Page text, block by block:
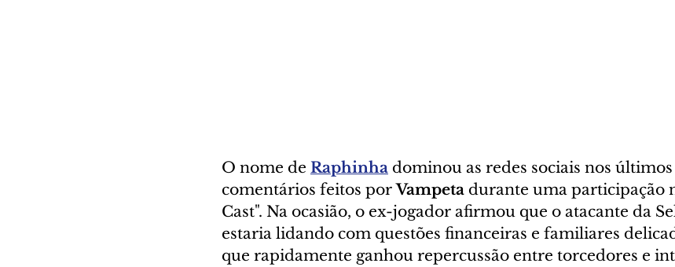
O nome de Raphinha dominou as redes sociais nos últimos
comentários feitos por Vampeta durante uma participação
Cast". Na ocasião, o ex-jogador afirmou que o atacante da
estaria lidando com questões financeiras e familiares
que rapidamente ganhou repercussão entre torcedores e